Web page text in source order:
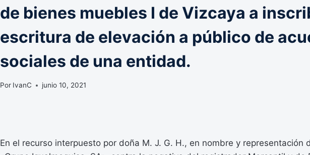
de bienes muebles I de Vizcaya a
escritura de elevación a público de
sociales de una entidad.
Por IvanC junio 10, 2021
En el recurso interpuesto por doña M. J. G. H., en nombre y representación